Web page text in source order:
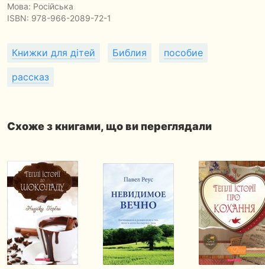
Мова: Російська
ISBN: 978-966-2089-72-1
Книжки для дітей Библия пособие
рассказ
Схоже з книгами, що ви переглядали